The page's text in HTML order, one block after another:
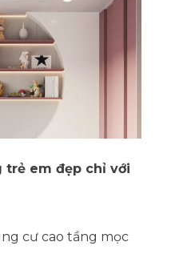
trẻ em đẹp chỉ với
cư cao tầng mọc